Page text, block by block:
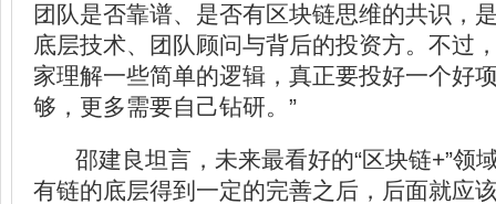
团队是否靠谱、是否有区块链思维的共识，
底层技术、团队顾问与背后的投资方。不过
家理解一些简单的逻辑，真正要投好一个好
够，更多需要自己钻研。”
邵建良坦言，未来最看好的“区块链+”领
有链的底层得到一定的完善之后，后面就应